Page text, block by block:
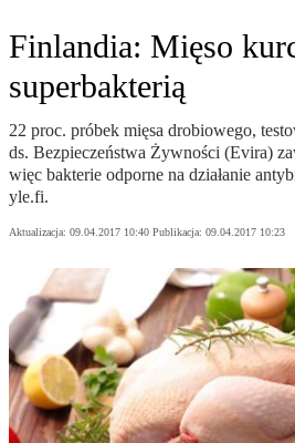
Finlandia: Mięso
superbakterią
22 proc. próbek mięsa drobiowego,
ds. Bezpieczeństwa Żywności (Evira)
więc bakterie odporne na działanie
yle.fi.
Aktualizacja: 09.04.2017 10:40 Publikacja: 09.04.2017 10:23